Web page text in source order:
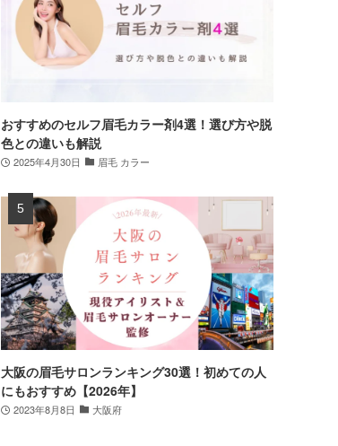
おすすめのセルフ眉毛カラー剤4選！選び方や脱
色との違いも解説
2025年4月30日 眉毛 カラー
大阪の眉毛サロンランキング30選！初めての人
にもおすすめ【2026年】
2023年8月8日 大阪府